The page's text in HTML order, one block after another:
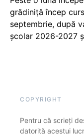
grădiniță încep
septembrie, după
școlar 2026-2027
COPYRIGHT
Pentru că scrieți
datorită acestui